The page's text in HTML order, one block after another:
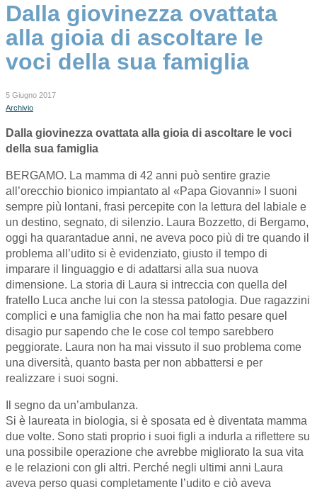
Dalla giovinezza ovattata
alla gioia di ascoltare le
voci della sua famiglia
5 Giugno 2017
Archivio
Dalla giovinezza ovattata alla gioia di ascoltare le voci
della sua famiglia
BERGAMO. La mamma di 42 anni può sentire grazie
all’orecchio bionico impiantato al «Papa Giovanni» I suoni
sempre più lontani, frasi percepite con la lettura del labiale e
un destino, segnato, di silenzio. Laura Bozzetto, di Bergamo,
oggi ha quarantadue anni, ne aveva poco più di tre quando il
problema all’udito si è evidenziato, giusto il tempo di
imparare il linguaggio e di adattarsi alla sua nuova
dimensione. La storia di Laura si intreccia con quella del
fratello Luca anche lui con la stessa patologia. Due ragazzini
complici e una famiglia che non ha mai fatto pesare quel
disagio pur sapendo che le cose col tempo sarebbero
peggiorate. Laura non ha mai vissuto il suo problema come
una diversità, quanto basta per non abbattersi e per
realizzare i suoi sogni.
Il segno da un’ambulanza.
Si è laureata in biologia, si è sposata ed è diventata mamma
due volte. Sono stati proprio i suoi figli a indurla a riflettere su
una possibile operazione che avrebbe migliorato la sua vita
e le relazioni con gli altri. Perché negli ultimi anni Laura
aveva perso quasi completamente l’udito e ciò aveva